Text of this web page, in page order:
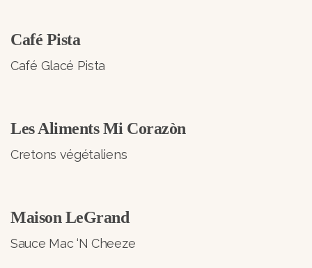
Café Pista
Café Glacé Pista
Les Aliments Mi Corazòn
Cretons végétaliens
Maison LeGrand
Sauce Mac ‘N Cheeze